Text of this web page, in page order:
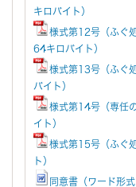
キロバイト）
様式第12号（ふぐ
64キロバイト）
様式第13号（ふぐ
バイト）
様式第14号（専任
イト）
様式第15号（ふぐ
ト）
同意書（ワード形